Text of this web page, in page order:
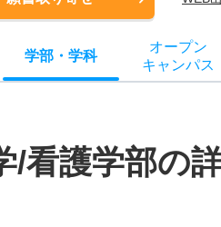
学部 ・ 学科
オープン
キャンパス
/看護学部の